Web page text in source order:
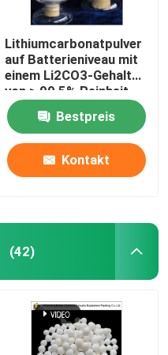
Lithiumcarbonatpulver
auf Batterieniveau mit
einem Li2CO3-Gehalt
von ≥ 99,5% Reinheit
Bestpreis
Kontakt
(42)